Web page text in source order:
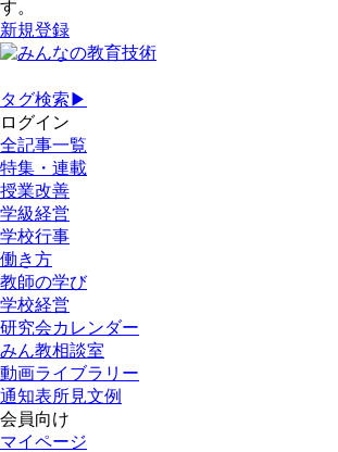
す。
新規登録
タグ検索▶
ログイン
全記事一覧
特集・連載
授業改善
学級経営
学校行事
働き方
教師の学び
学校経営
研究会カレンダー
みん教相談室
動画ライブラリー
通知表所見文例
会員向け
マイページ